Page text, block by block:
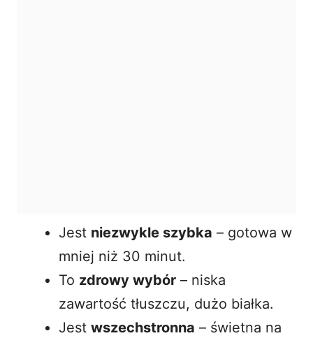
Jest niezwykle szybka – gotowa w
mniej niż 30 minut.
To zdrowy wybór – niska
zawartość tłuszczu, dużo białka.
Jest wszechstronna – świetna na